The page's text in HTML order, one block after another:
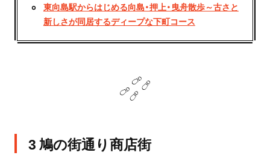
東向島駅からはじめる向島・押上・曳舟散歩～古さと
新しさが同居するディープな下町コース
3 鳩の街通り商店街